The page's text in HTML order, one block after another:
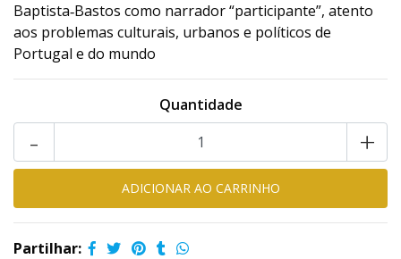
Baptista‑Bastos como narrador “participante”, atento
aos problemas culturais, urbanos e políticos de
Portugal e do mundo
Quantidade
+
-
Partilhar: